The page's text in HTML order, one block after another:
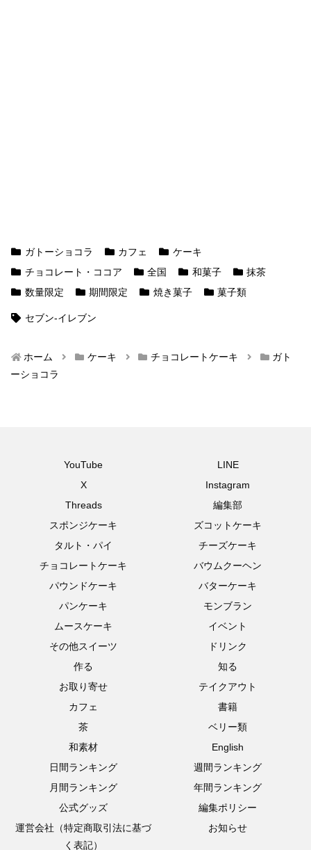
ガトーショコラ カフェ
ケーキ
チョコレート・ココア
全国 和菓子
抹茶
数量限定
期間限定 焼き菓子 菓子類
セブン-イレブン
ホーム ケーキ チョコレートケーキ
ガト
ーショコラ
YouTube
LINE
X
Instagram
Threads
編集部
スポンジケーキ
ズコットケーキ
タルト・パイ
チーズケーキ
チョコレートケーキ
バウムクーヘン
パウンドケーキ
バターケーキ
パンケーキ
モンブラン
ムースケーキ
イベント
その他スイーツ
ドリンク
作る
知る
お取り寄せ
テイクアウト
カフェ
書籍
茶
ベリー類
和素材
English
日間ランキング
週間ランキング
月間ランキング
年間ランキング
公式グッズ
編集ポリシー
運営会社（特定商取引法に基づ
く表記）
お知らせ